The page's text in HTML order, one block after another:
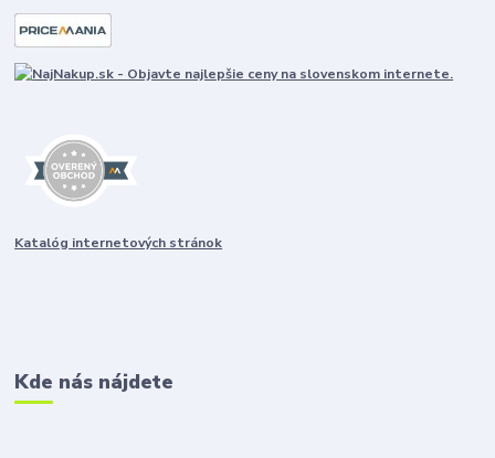
Katalóg internetových stránok
Kde nás nájdete